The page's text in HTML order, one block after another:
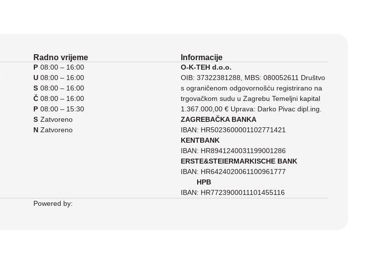
Radno vrijeme
P
U
S
Č
P
S
N
08:00 – 16:00
08:00 – 16:00
08:00 – 16:00
08:00 – 16:00
08:00 – 15:30
Zatvoreno
Zatvoreno
Informacije
O-K-TEH d.o.o.
OIB: 37322381288, MBS: 080052611 Društvo
s ograničenom odgovornošću registrirano na
trgovačkom sudu u Zagrebu Temeljni kapital
1.367.000,00 € Uprava: Darko Pivac dipl.ing.
ZAGREBAČKA BANKA
IBAN: HR5023600001102771421
KENTBANK
IBAN: HR8941240031199001286
ERSTE&STEIERMARKISCHE BANK
IBAN: HR6424020061100961777
HPB
IBAN: HR7723900011101455116
Powered by: